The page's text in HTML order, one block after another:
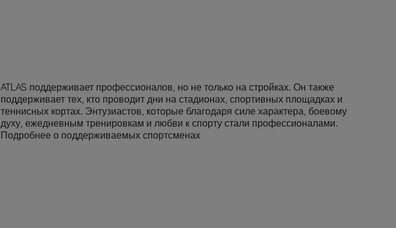
ATLAS поддерживает профессионалов, но не только на стройках. Он также
поддерживает тех, кто проводит дни на стадионах, спортивных площадках и
теннисных кортах. Энтузиастов, которые благодаря силе характера, боевому
духу, ежедневным тренировкам и любви к спорту стали профессионалами.
Подробнее о поддерживаемых спортсменах